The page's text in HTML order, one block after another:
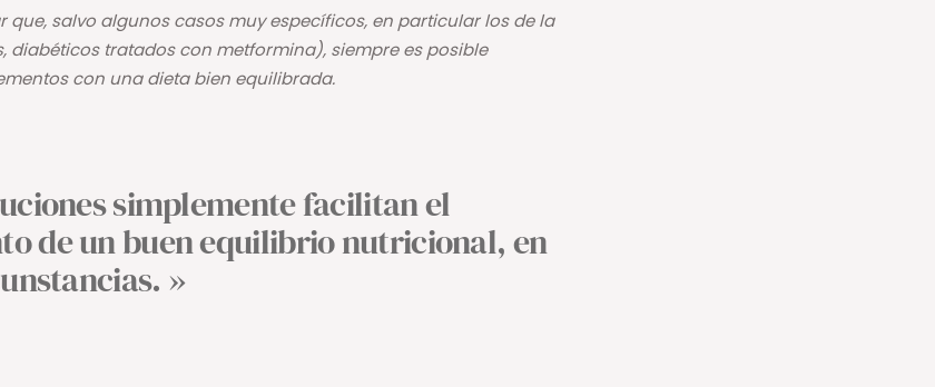
que, salvo algunos casos muy específicos, en particular los de la
diabéticos tratados con metformina), siempre es posible
con una dieta bien equilibrada.
simplemente facilitan el
de un buen equilibrio nutricional, en
»